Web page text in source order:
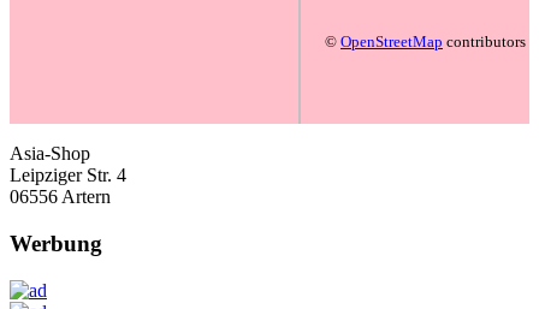
© OpenStreetMap contributors
Asia-Shop
Leipziger Str. 4
06556 Artern
Werbung